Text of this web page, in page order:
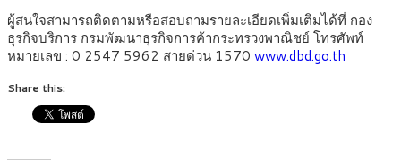
ผู้สนใจสามารถติดตามหรือสอบถามรายละเอียดเพิ่มเติมได้ที่ กอง
ธุรกิจบริการ กรมพัฒนาธุรกิจการค้ากระทรวงพาณิชย์ โทรศัพท์
หมายเลข : 0 2547 5962 สายด่วน 1570 www.dbd.go.th
Share this: